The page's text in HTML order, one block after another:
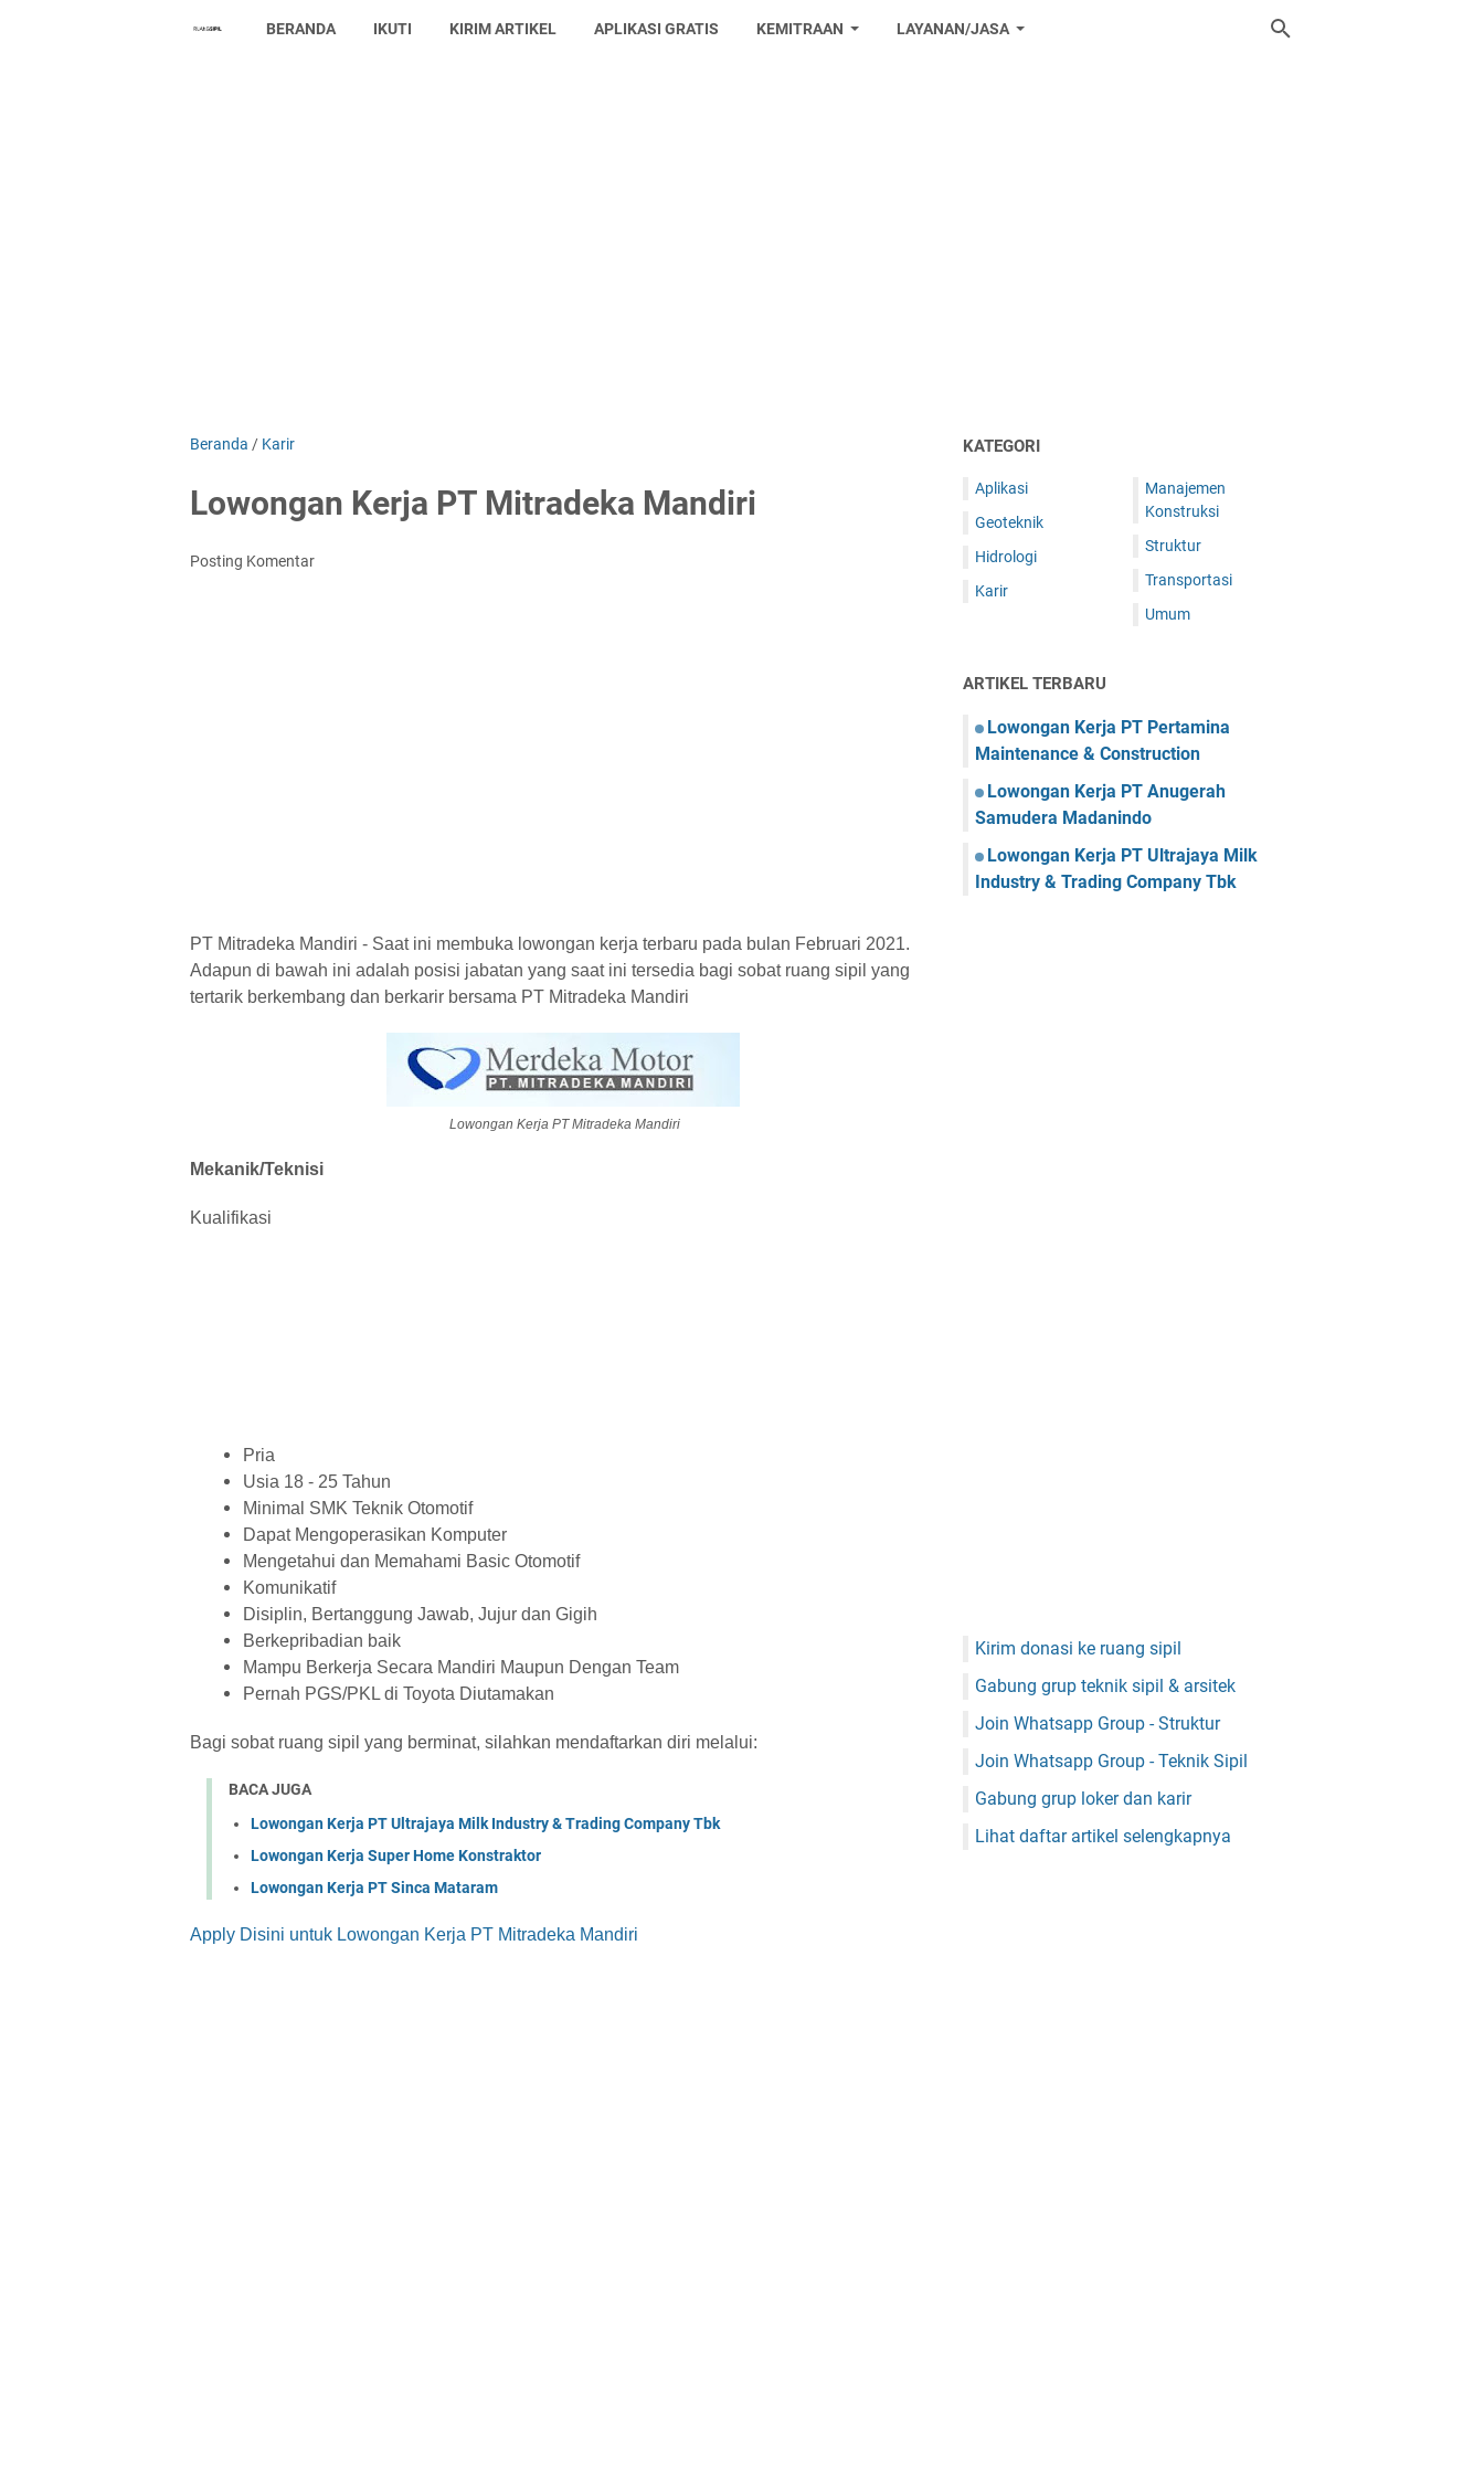
BERANDA IKUTI KIRIM ARTIKEL APLIKASI GRATIS KEMITRAAN LAYANAN/JASA
Beranda / Karir
Lowongan Kerja PT Mitradeka Mandiri
Posting Komentar
PT Mitradeka Mandiri - Saat ini membuka lowongan kerja terbaru pada bulan Februari 2021.
Adapun di bawah ini adalah posisi jabatan yang saat ini tersedia bagi sobat ruang sipil yang
tertarik berkembang dan berkarir bersama PT Mitradeka Mandiri
Lowongan Kerja PT Mitradeka Mandiri
Mekanik/Teknisi
Kualifikasi
Pria
Usia 18 - 25 Tahun
Minimal SMK Teknik Otomotif
Dapat Mengoperasikan Komputer
Mengetahui dan Memahami Basic Otomotif
Komunikatif
Disiplin, Bertanggung Jawab, Jujur dan Gigih
Berkepribadian baik
Mampu Berkerja Secara Mandiri Maupun Dengan Team
Pernah PGS/PKL di Toyota Diutamakan
Bagi sobat ruang sipil yang berminat, silahkan mendaftarkan diri melalui:
BACA JUGA
Lowongan Kerja PT Ultrajaya Milk Industry & Trading Company Tbk
Lowongan Kerja Super Home Konstraktor
Lowongan Kerja PT Sinca Mataram
Apply Disini untuk Lowongan Kerja PT Mitradeka Mandiri
KATEGORI
Aplikasi
Geoteknik
Hidrologi
Karir
Manajemen
Konstruksi
Struktur
Transportasi
Umum
ARTIKEL TERBARU
Lowongan Kerja PT Pertamina
Maintenance & Construction
Lowongan Kerja PT Anugerah
Samudera Madanindo
Lowongan Kerja PT Ultrajaya Milk
Industry & Trading Company Tbk
Kirim donasi ke ruang sipil
Gabung grup teknik sipil & arsitek
Join Whatsapp Group - Struktur
Join Whatsapp Group - Teknik Sipil
Gabung grup loker dan karir
Lihat daftar artikel selengkapnya